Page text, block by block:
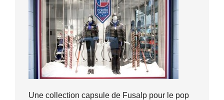
Une collection capsule de Fusalp pour le pop